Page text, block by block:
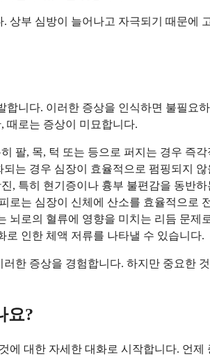
부 심방이 늘어나고 자극되기 때문에
니다. 이러한 증상을 인식하면 불필요
때로는 증상이 미묘합니다.
팔, 목, 턱 또는 등으로 퍼지는 경우 즉
는 경우 심장이 효율적으로 펌핑되지
, 특히 현기증이나 흉부 불편감을 동반
로는 심장이 신체에 산소를 효율적으로
뇌로의 혈류에 영향을 미치는 리듬 문제
인한 체액 저류를 나타낼 수 있습니다.
한 증상을 경험합니다. 하지만 중요한
요?
대한 자세한 대화로 시작합니다. 언